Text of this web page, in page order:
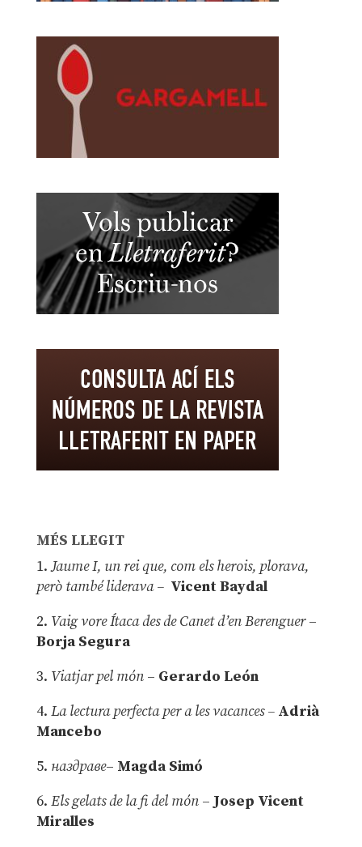
MÉS LLEGIT
1.Jaume I, un rei que, com els herois, plorava,
però també liderava – Vicent Baydal
2. Vaig vore Ítaca des de Canet d’en Berenguer–
Borja Segura
3. Viatjar pel món – Gerardo León
4. La lectura perfecta per a les vacances –Adrià
Mancebo
5. наздраве– Magda Simó
6. Els gelats de la fi del món – Josep Vicent
Miralles